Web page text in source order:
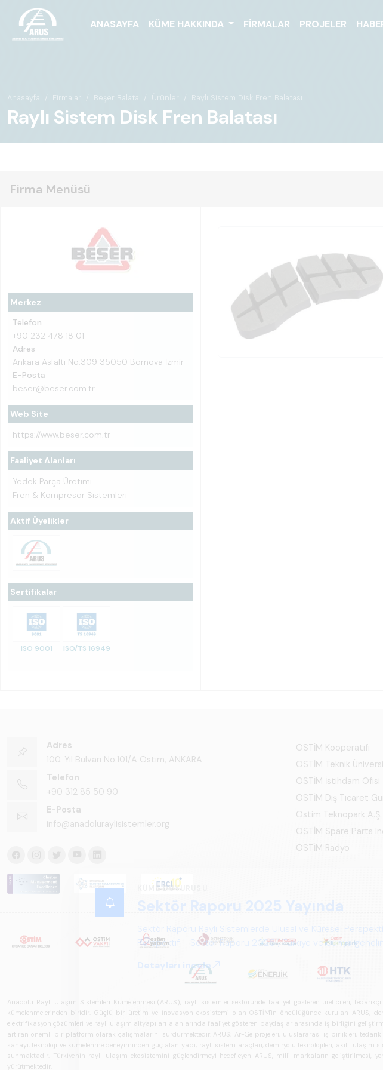
ANASAYFA KÜME HAKKINDA FIRMALAR PROJELER
Anasayfa Firmalar Beşer Balata Ürünler Raylı Sistem Disk Fren Balatası
Raylı Sistem Disk Fren Balatası
Firma Menüsü
Merkez
Telefon
+90 232 478 18 01
Adres
Ankara Asfaltı No:309 35050 Bornova İzmir
E-Posta
beser@beser.com.tr
Web Site
https://www.beser.com.tr
Faaliyet Alanları
Yedek Parça Üretimi
Fren & Kompresör Sistemleri
Aktif Üyelikler
Sertifikalar
ISO 9001 ISO/TS 16949
Adres
100. Yıl Bulvarı No:101/A Ostim, ANKARA
Telefon
+90 312 85 50 90
E-Posta
info@anadoluraylisistemler.org
OSTİM Kooperatifi
OSTİM Teknik
OSTİM İstihdam Ofisi
OSTİM Dış Ticaret
Ostim Teknopark A.Ş.
OSTİM Spare Parts
OSTİM Radyo
Anadolu Raylı Ulaşım Sistemleri Kümelenmesi (ARUS), raylı sistemler sektöründe faaliyet gösteren üreticileri,
kümelenmelerinden biridir. Güçlü bir üretim ve inovasyon ekosistemi olan OSTİM'in öncülüğünde kurulan ARUS;
elektrifikasyon çözümleri ve raylı ulaşım altyapıları alanlarında faaliyet gösteren paydaşlar arasında iş birliğini
artıran önemli bir platform olarak çalışmalarını sürdürmektedir. ARUS; Ar-Ge projeleri, uluslararası iş birlikleri,
sanayi, teknoloji ve kümelenme deneyiminden güç alan yapı; raylı sistem araçları, demiryolu teknolojileri, akıllı
sunmaktadır. Türkiye'nin raylı ulaşım ekosistemini güçlendirmeyi hedefleyen ARUS, milli markaların geliştirilmesi,
yürütmektedir.